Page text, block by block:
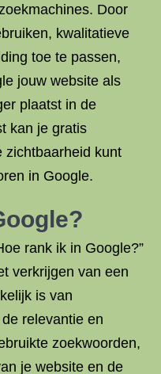
Door
kwalitatieve
toe te passen,
jouw website als
plaatst in de
kan je gratis
zichtbaarheid kunt
in Google.
rank ik in Google?”
verkrijgen van een
is van
relevantie en
zoekwoorden,
je website en de